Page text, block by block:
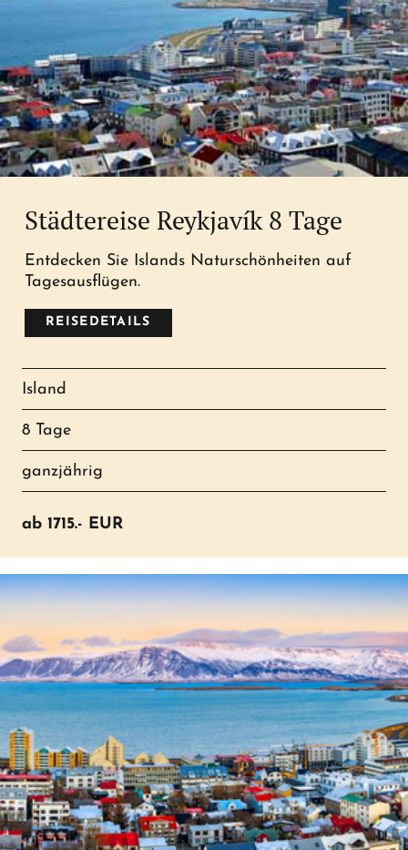
Städtereise Reykjavík 8 Tage
Entdecken Sie Islands Naturschönheiten auf
Tagesausflügen.
REISEDETAILS
Island
8 Tage
ganzjährig
ab 1715.- EUR